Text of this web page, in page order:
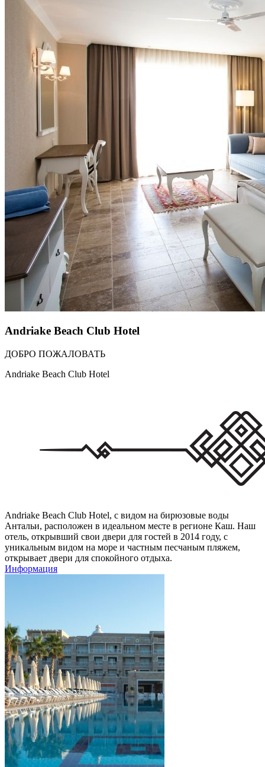
Andriake Beach Club Hotel
ДОБРО ПОЖАЛОВАТЬ
Andriake Beach Club Hotel
Andriake Beach Club Hotel, с видом на бирюзовые воды
Антальи, расположен в идеальном месте в регионе Каш. Наш
отель, открывший свои двери для гостей в 2014 году, с
уникальным видом на море и частным песчаным пляжем,
открывает двери для спокойного отдыха.
Информация